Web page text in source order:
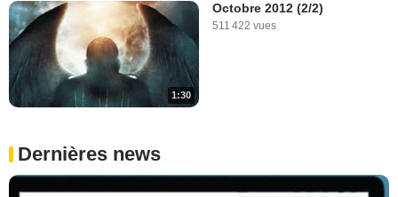
1:30
Octobre 2012 (2/2)
511 422 vues
Dernières news